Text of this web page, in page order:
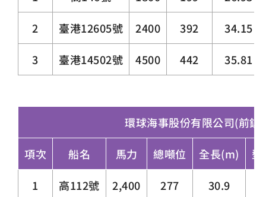
2 臺港12605號 2400 392 34.15
3 臺港14502號 4500 442 35.81
環球海事股份有限公司(前鎮
項次 船名 馬力 總噸位 全長(m)
1 高112號 2,400 277 30.9